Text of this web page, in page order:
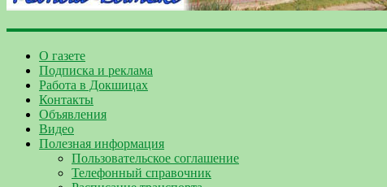
О газете
Подписка и реклама
Работа в Докшицах
Контакты
Объявления
Видео
Полезная информация
Пользовательское соглашение
Телефонный справочник